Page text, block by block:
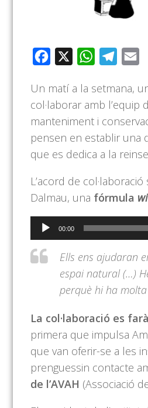
Facebook WhatsApp
Un matí a la setmana,
col·laborar amb l’equip
manteniment i
pensen en establir una
que es dedica a la
L’acord de
Dalmau, una fórmula
Reproductor
d'àudio
00:00
Ells ens ajudaran
espai natural (…)
perquè hi ha
La col·laboració es
primera que impulsa
que van oferir-se a les
prenguessin contacte
de l’AVAH (Associació